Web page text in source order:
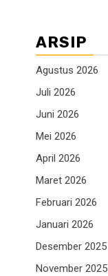
ARSIP
Agustus 2026
Juli 2026
Juni 2026
Mei 2026
April 2026
Maret 2026
Februari 2026
Januari 2026
Desember 2025
November 2025